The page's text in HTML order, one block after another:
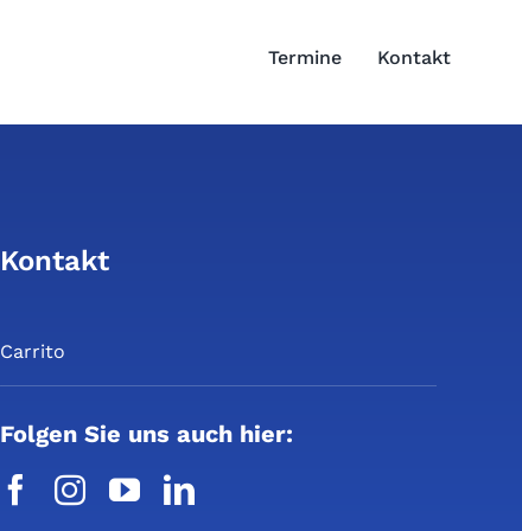
Termine Kontakt
Kontakt
Carrito
Folgen Sie uns auch hier: